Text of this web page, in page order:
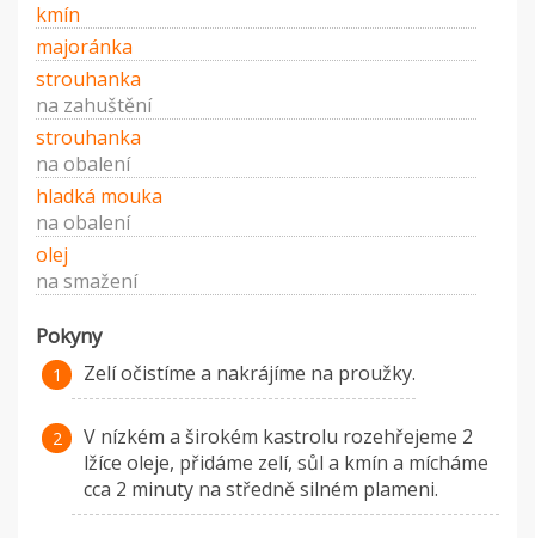
kmín
majoránka
strouhanka
na zahuštění
strouhanka
na obalení
hladká mouka
na obalení
olej
na smažení
Pokyny
Zelí očistíme a nakrájíme na proužky.
V nízkém a širokém kastrolu rozehřejeme 2
lžíce oleje, přidáme zelí, sůl a kmín a mícháme
cca 2 minuty na středně silném plameni.